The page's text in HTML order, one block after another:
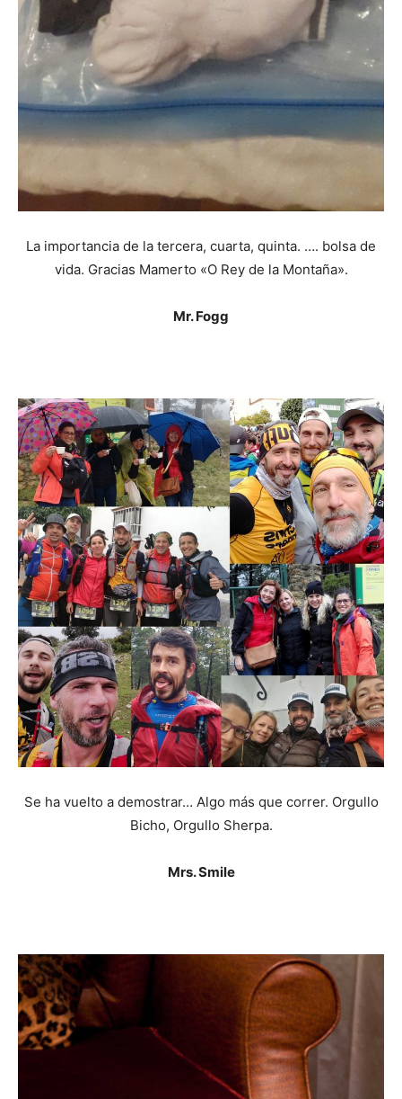
La importancia de la tercera, cuarta, quinta. …. bolsa de
vida. Gracias Mamerto «O Rey de la Montaña».
Mr. Fogg
Se ha vuelto a demostrar… Algo más que correr. Orgullo
Bicho, Orgullo Sherpa.
Mrs. Smile